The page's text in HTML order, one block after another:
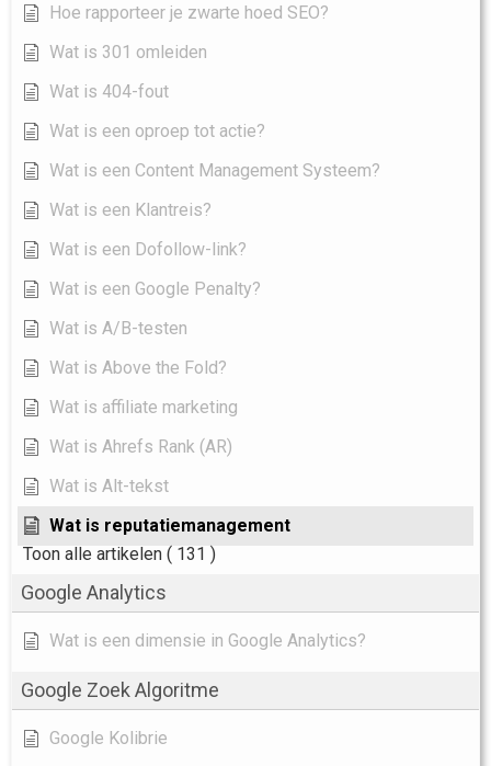
Hoe rapporteer je zwarte hoed SEO?
Wat is 301 omleiden
Wat is 404-fout
Wat is een oproep tot actie?
Wat is een Content Management Systeem?
Wat is een Klantreis?
Wat is een Dofollow-link?
Wat is een Google Penalty?
Wat is A/B-testen
Wat is Above the Fold?
Wat is affiliate marketing
Wat is Ahrefs Rank (AR)
Wat is Alt-tekst
Wat is reputatiemanagement
Toon alle artikelen ( 131 )
Google Analytics
Wat is een dimensie in Google Analytics?
Google Zoek Algoritme
Google Kolibrie